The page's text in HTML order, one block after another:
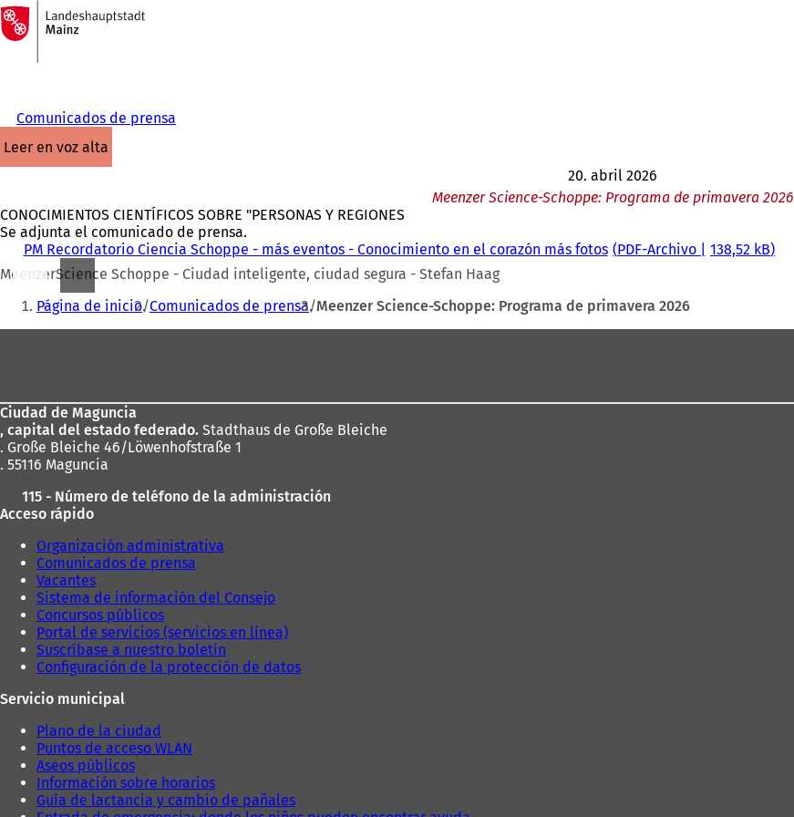
Saltar al contenido
A
la
página
Comunicados de prensa
leer en voz alta
20. abril 2026
Meenzer Science-Schoppe: Programa de primavera 2026
CONOCIMIENTOS CIENTÍFICOS SOBRE "PERSONAS Y REGIONES
Se adjunta el comunicado de prensa.
PM Recordatorio Ciencia Schoppe - más eventos - Conocimiento en el corazón más fotos
PDF-Archivo
138,52 kB
MeenzerScience Schoppe - Ciudad inteligente, ciudad segura - Stefan Haag
Estás
aquí:
Página de inicio Comunicados de prensa Meenzer Science-Schoppe: Programa de primavera 2026
pies
Ciudad de Maguncia
, capital del estado federado. Stadthaus de Große Bleiche
. Große Bleiche 46/Löwenhofstraße 1
. 55116 Maguncia
115 - Número de teléfono de la administración
Acceso rápido
Organización administrativa
Comunicados de prensa
Vacantes
Sistema de información del Consejo
Concursos públicos
Portal de servicios (servicios en línea)
Suscríbase a nuestro boletín
Configuración de la protección de datos
Servicio municipal
Plano de la ciudad
Puntos de acceso WLAN
Aseos públicos
Información sobre horarios
Guía de lactancia y cambio de pañales